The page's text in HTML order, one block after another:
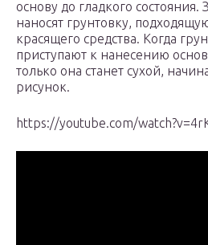
основу до гладкого состояния.
наносят грунтовку,
красящего средства. Когда
приступают к нанесению
только она станет сухой,
рисунок.
https://youtube.com/